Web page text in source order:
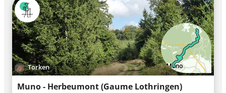
Torken
Muno - Herbeumont (Gaume Lothringen)